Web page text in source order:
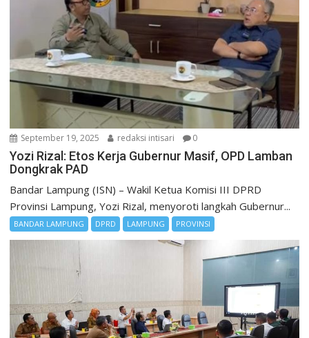
September 19, 2025 redaksi intisari 0
Yozi Rizal: Etos Kerja Gubernur Masif, OPD Lamban
Dongkrak PAD
Bandar Lampung (ISN) – Wakil Ketua Komisi III DPRD
Provinsi Lampung, Yozi Rizal, menyoroti langkah Gubernur...
BANDAR LAMPUNG DPRD LAMPUNG PROVINSI